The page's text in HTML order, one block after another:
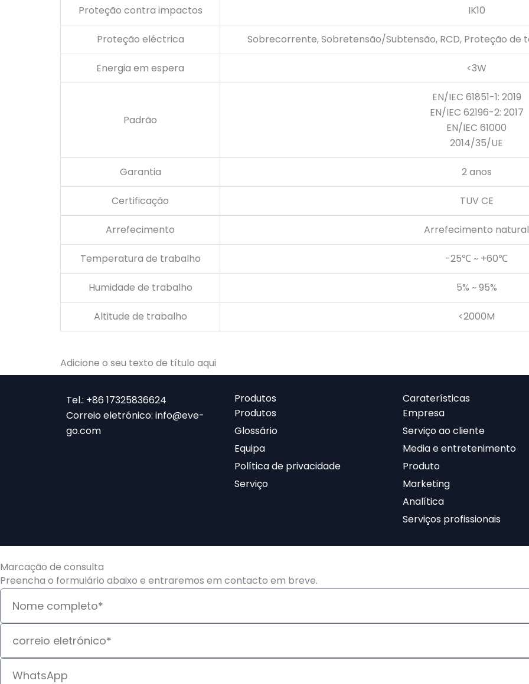
Proteção contra impactos IK10
Proteção eléctrica Sobrecorrente, Sobretensão/Subtensão, RCD, Proteção
Energia em espera <3W
Padrão
EN/IEC 61851-1: 2019
EN/IEC 62196-2: 2017
EN/IEC 61000
2014/35/UE
Garantia 2 anos
Certificação TUV CE
Arrefecimento Arrefecimento natural
Temperatura de trabalho -25℃ ~ +60℃
Humidade de trabalho 5% ~ 95%
Altitude de trabalho <2000M
Adicione o seu texto de título aqui
Tel.: +86 17325836624
Correio eletrónico: info@eve-
go.com
Produtos
Produtos
Glossário
Equipa
Política de privacidade
Serviço
Caraterísticas
Empresa
Serviço ao cliente
Media e entretenimento
Produto
Marketing
Analítica
Serviços profissionais
Marcação de consulta
Preencha o formulário abaixo e entraremos em contacto em breve.
Nome
correio
eletrónico
telefone